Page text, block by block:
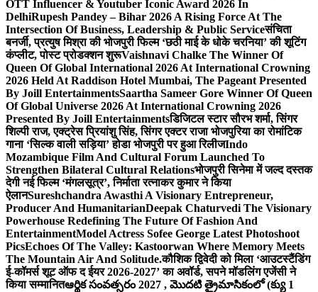
OTT Influencer & Youtuber Iconic Award 2026 In
DelhiRupesh Pandey – Bihar 2026 A Rising Force At The
Intersection Of Business, Leadership & Public Serviceसंचिता
बनर्जी, प्रत्युष मिश्रा की भोजपुरी फिल्म ‘छठी माई के धोके चरनिया’ की शूटिंग
कंप्लीट, पोस्ट प्रोडक्शन शुरूVaishnavi Chalke The Winner Of
Queen Of Global International 2026 At International Crowning
2026 Held At Raddison Hotel Mumbai, The Pageant Presented
By Joill EntertainmentsSaartha Sameer Gore Winner Of Queen
Of Global Universe 2026 At International Crowning 2026
Presented By Joill Entertainmentsडिजिटल स्टार सौरभ शर्मा, सिंगर
शिल्पी राज, एक्ट्रेस प्रियांशु सिंह, सिंगर एक्टर राजा भोजपुरिया का रोमांटिक
गाना ‘सिल्क वाली सड़िया’ होडा भोजपुरी पर हुआ रिलीजIndo
Mozambique Film And Cultural Forum Launched To
Strengthen Bilateral Cultural Relationsभोजपुरी सिनेमा में जल्द दस्तक
देगी नई फिल्म ‘मंगलसूत्र’, निर्माता रत्नाकर कुमार ने किया
ऐलानSureshchandra Awasthi A Visionary Entrepreneur,
Producer And HumanitarianDeepak Chaturvedi The Visionary
Powerhouse Redefining The Future Of Fashion And
EntertainmentModel Actress Sofee George Latest Photoshoot
PicsEchoes Of The Valley: Kastoorwan Where Memory Meets
The Mountain Air And Solitude.कौशिक द्विवेदी को मिला ‘आउटस्टैंडिंग
ई-कॉमर्स शूट ऑफ द ईयर 2026-2027’ का अवॉर्ड, सपने मॉडलिंग एजेंसी ने
किया सम्मानितఆర్థిక సంవత్సరం 2027 , మొదటి త్రైమాసికంలో (క్యు 1